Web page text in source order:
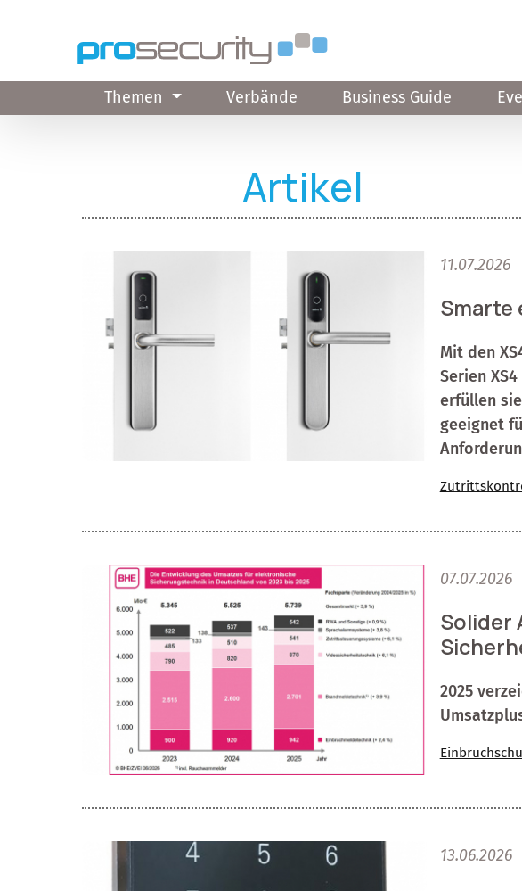
Themen Verbände Business Guide
Artikel
11.07.2026
Smarte
Mit den
Serien
erfüllen
geeignet
07.07.2026
Solider
2025
13.06.2026